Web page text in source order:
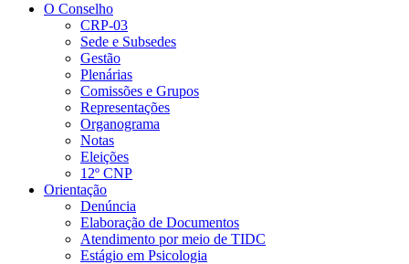
O Conselho
CRP-03
Sede e Subsedes
Gestão
Plenárias
Comissões e Grupos
Representações
Organograma
Notas
Eleições
12º CNP
Orientação
Denúncia
Elaboração de Documentos
Atendimento por meio de TIDC
Estágio em Psicologia